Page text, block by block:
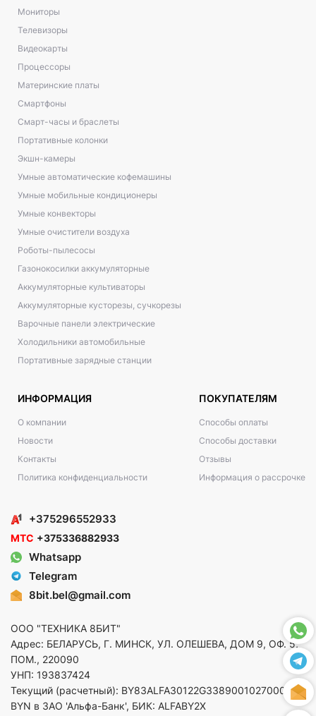
Мониторы
Телевизоры
Видеокарты
Процессоры
Материнские платы
Смартфоны
Смарт-часы и браслеты
Портативные колонки
Экшн-камеры
Умные автоматические кофемашины
Умные мобильные кондиционеры
Умные конвекторы
Умные очистители воздуха
Роботы-пылесосы
Газонокосилки аккумуляторные
Аккумуляторные культиваторы
Аккумуляторные кусторезы, сучкорезы
Варочные панели электрические
Холодильники автомобильные
Портативные зарядные станции
ИНФОРМАЦИЯ
О компании
Новости
Контакты
Политика конфиденциальности
ПОКУПАТЕЛЯМ
Способы оплаты
Способы доставки
Отзывы
Информация о рассрочке
+375296552933
МТС +375336882933
Whatsapp
Telegram
8bit.bel@gmail.com
ООО "ТЕХНИКА 8БИТ"
Адрес: БЕЛАРУСЬ, Г. МИНСК, УЛ. ОЛЕШЕВА, ДОМ 9, ОФ. 5,
ПОМ., 220090
УНП: 193837424
Текущий (расчетный): BY83ALFA30122G33890010270000 в
BYN в ЗАО 'Альфа-Банк', БИК: ALFABY2X